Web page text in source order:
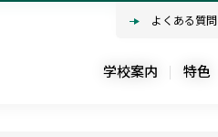
よくある質問
学校案内 特色
よくある質問
学校案内 特色